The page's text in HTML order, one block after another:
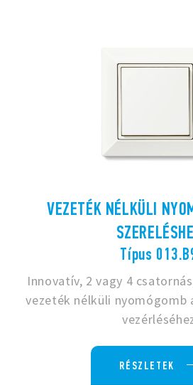
VEZETÉK NÉLKÜLI
Típus
Innovatív, 2 vagy 4
vezeték nélküli nyomógomb
RÉSZLETEK